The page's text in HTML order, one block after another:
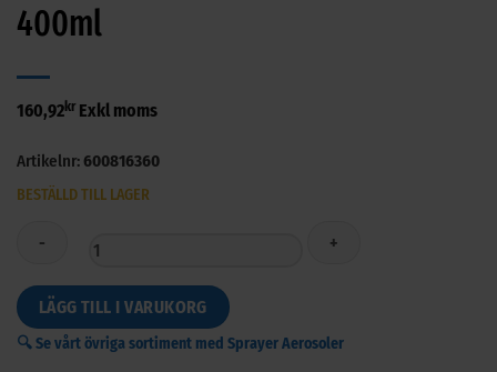
400ml
160,92 kr Exkl moms
Artikelnr: 600816360
BESTÄLLD TILL LAGER
Rengöringsspray
Rivolta
B.F.C.
LÄGG TILL I VARUKORG
🔍 Se vårt övriga sortiment med Sprayer Aerosoler